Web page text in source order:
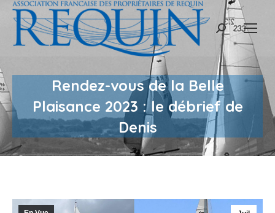
Recherche
Rendez-vous de la Belle
Plaisance 2023 : le débrief de
Denis